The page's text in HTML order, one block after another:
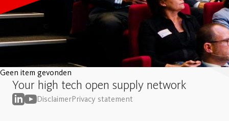
Geen item gevonden
Your high tech open supply network
DisclaimerPrivacy statement